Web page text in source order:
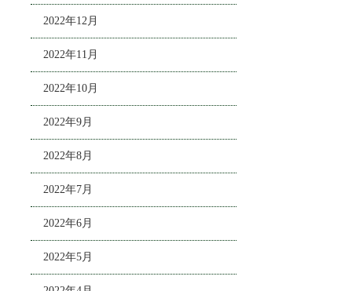
2022年12月
2022年11月
2022年10月
2022年9月
2022年8月
2022年7月
2022年6月
2022年5月